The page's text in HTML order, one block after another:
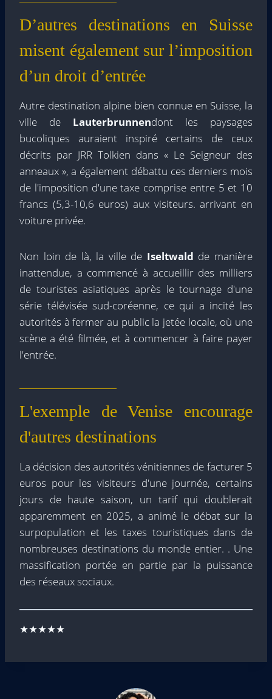
D’autres destinations en Suisse
misent également sur l’imposition
d’un droit d’entrée
Autre destination alpine bien connue en Suisse, la
ville de Lauterbrunnendont les paysages
bucoliques auraient inspiré certains de ceux
décrits par JRR Tolkien dans « Le Seigneur des
anneaux », a également débattu ces derniers mois
de l'imposition d'une taxe comprise entre 5 et 10
francs (5,3-10,6 euros) aux visiteurs. arrivant en
voiture privée.
Non loin de là, la ville de Iseltwald de manière
inattendue, a commencé à accueillir des milliers
de touristes asiatiques après le tournage d'une
série télévisée sud-coréenne, ce qui a incité les
autorités à fermer au public la jetée locale, où une
scène a été filmée, et à commencer à faire payer
l'entrée.
L'exemple de Venise encourage
d'autres destinations
La décision des autorités vénitiennes de facturer 5
euros pour les visiteurs d'une journée, certains
jours de haute saison, un tarif qui doublerait
apparemment en 2025, a animé le débat sur la
surpopulation et les taxes touristiques dans de
nombreuses destinations du monde entier. . Une
massification portée en partie par la puissance
des réseaux sociaux.
★★★★★